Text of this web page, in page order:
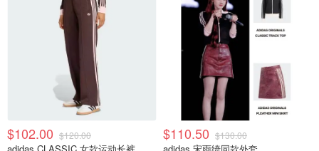
$102.00 $120.00 $110.50 $130.00